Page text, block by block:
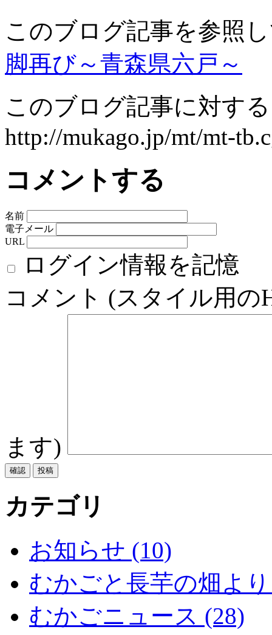
このブログ記事を参照
脚再び～青森県六戸～
このブログ記事に対す
http://mukago.jp/mt/mt-
コメントする
名前
電子メール
URL
ログイン情報を記憶
コメント (スタイル用
ます)
カテゴリ
お知らせ (10)
むかごと長芋の畑よ
むかごニュース (28)